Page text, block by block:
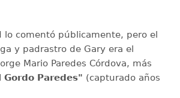
lo comentó públicamente, pero el
y padrastro de Gary era el
Mario Paredes Córdova, más
Gordo Paredes" (capturado años